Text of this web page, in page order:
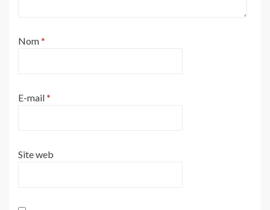
Nom*
E-mail*
Site web